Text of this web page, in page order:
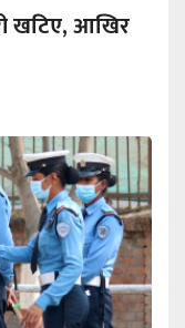
खटिए, आखिर